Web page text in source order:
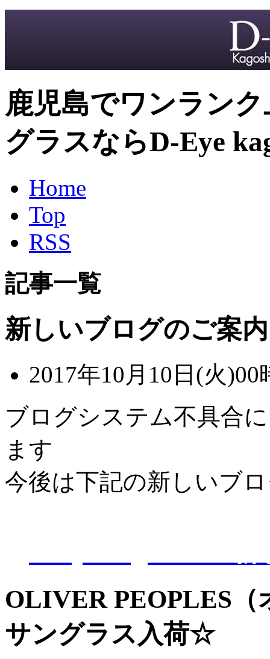
鹿児島でワンラン
グラスならD-Eye
Home
Top
RSS
記事一覧
新しいブログのご案内
2017年10月10日(火)00
ブログシステム不具合
ます
今後は下記の新しいブ
OLIVER PEOPLES（
サングラス入荷☆